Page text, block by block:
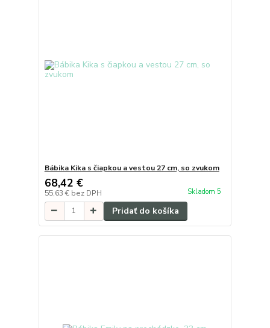
Bábika Kika s čiapkou a vestou 27 cm, so zvukom
68,42 €
55,63 € bez DPH Skladom 5
Pridať do košíka